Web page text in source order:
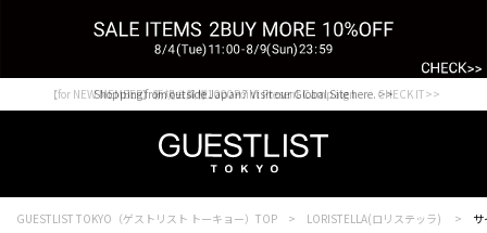
Shopping from outside Japan? Visit our Global Site here. >>
【for NEW MEMBER】新規会員様1000Point Present Campaign CHECK IT>>
GUESTLIST TOKYO（ゲストリスト トーキョー）TOP LORISTELLA(ロリステッラ)